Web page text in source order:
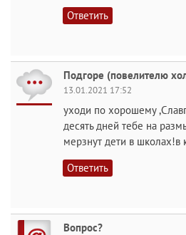
Ответить
Подгоре (повелителю
13.01.2021 17:52
уходи по хорошему
десять дней тебе на
мерзнут дети в школах!в
Ответить
Вопрос?